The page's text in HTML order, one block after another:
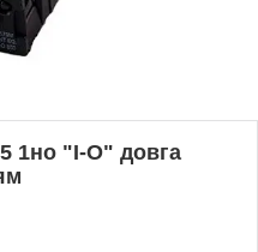
1но "I-O" довга